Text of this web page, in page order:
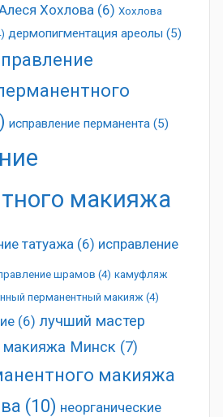
Хохлова (6) Хохлова
дермопигментация ареолы (5)
исправление перманента (5)
макияжа
татуажа (6) исправление
шрамов (4) камуфляж
перманентный макияж (4)
(6) лучший мастер
макияжа Минск (7)
макияжа
(10) неорганические